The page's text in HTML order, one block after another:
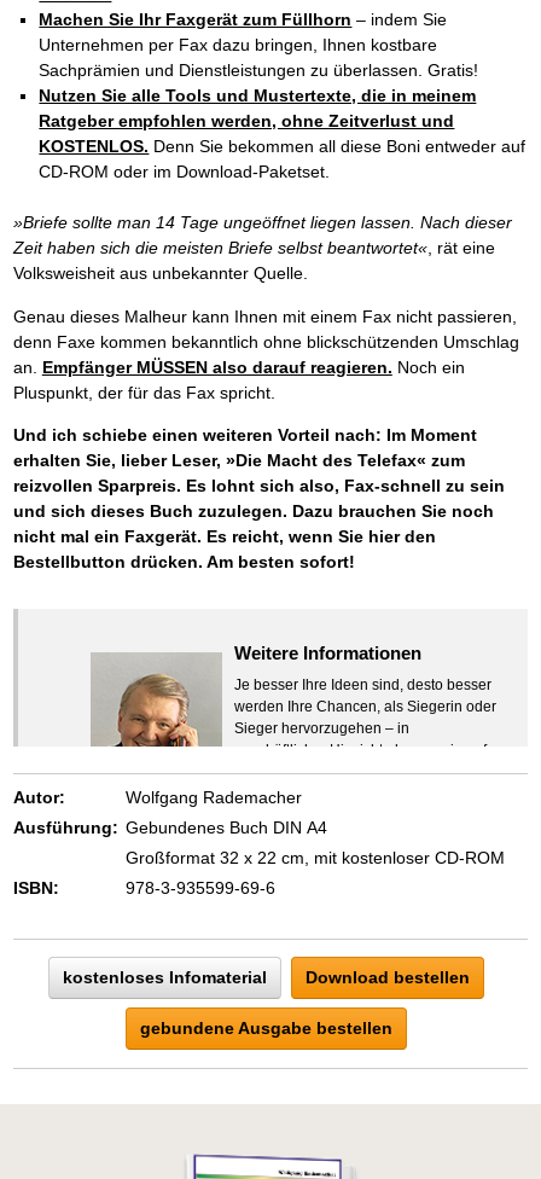
Machen Sie Ihr Faxgerät zum Füllhorn – indem Sie
Unternehmen per Fax dazu bringen, Ihnen kostbare
Sachprämien und Dienstleistungen zu überlassen. Gratis!
Nutzen Sie alle Tools und Mustertexte, die in meinem
Ratgeber empfohlen werden, ohne Zeitverlust und
KOSTENLOS. Denn Sie bekommen all diese Boni entweder auf
CD-ROM oder im Download-Paketset.
»Briefe sollte man 14 Tage ungeöffnet liegen lassen. Nach dieser
Zeit haben sich die meisten Briefe selbst beantwortet«, rät eine
Volksweisheit aus unbekannter Quelle.
Genau dieses Malheur kann Ihnen mit einem Fax nicht passieren,
denn Faxe kommen bekanntlich ohne blickschützenden Umschlag
an. Empfänger MÜSSEN also darauf reagieren. Noch ein
Pluspunkt, der für das Fax spricht.
Und ich schiebe einen weiteren Vorteil nach: Im Moment
erhalten Sie, lieber Leser, »Die Macht des Telefax« zum
reizvollen Sparpreis. Es lohnt sich also, Fax-schnell zu sein
und sich dieses Buch zuzulegen. Dazu brauchen Sie noch
nicht mal ein Faxgerät. Es reicht, wenn Sie hier den
Bestellbutton drücken. Am besten sofort!
Weitere Informationen
Je besser Ihre Ideen sind, desto besser
werden Ihre Chancen, als Siegerin oder
Sieger hervorzugehen – in
geschäftlicher Hinsicht ebenso wie auf
beruflichem oder privatem Gebiet. Denn
eins ist todsicher:
Zeigen Sie mit der Maus hierhin, um
Autor:
Wolfgang Rademacher
Ausführung: Gebundenes Buch DIN A4
Großformat 32 x 22 cm, mit kostenloser CD-ROM
ISBN:
978-3-935599-69-6
kostenloses Infomaterial Download bestellen
gebundene Ausgabe bestellen